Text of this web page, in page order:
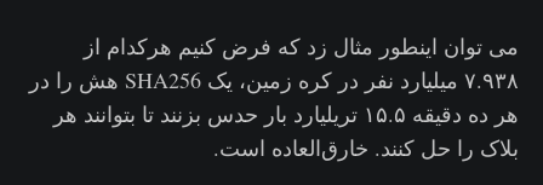
می توان اینطور مثال زد که فرض کنیم هرکدام از
۷.۹۳۸ میلیارد نفر در کره زمین، یک SHA256 هش را در
هر ده دقیقه ۱۵.۵ تریلیارد بار حدس بزنند تا بتوانند هر
بلاک را حل کنند. خارق‌العاده است.